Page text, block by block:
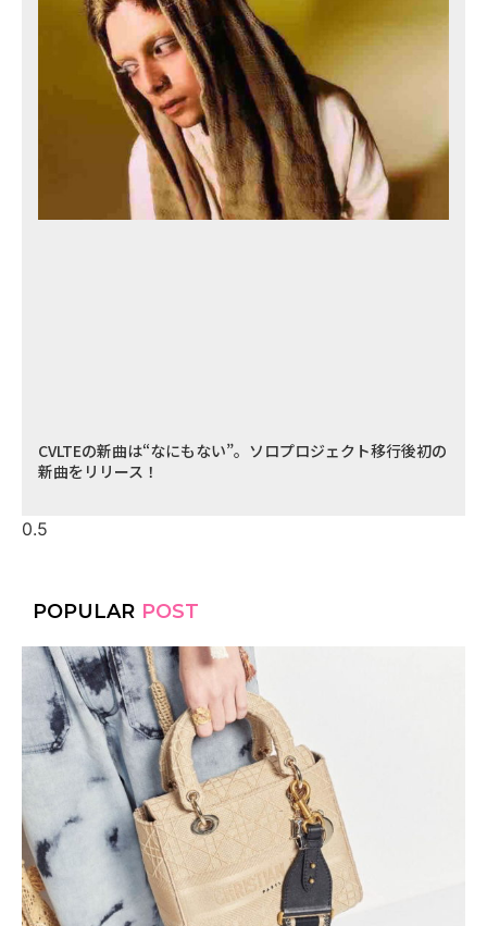
CVLTEの新曲は“なにもない”。ソロプロジェクト移行後初の
新曲をリリース！
POPULAR POST